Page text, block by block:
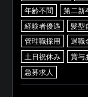
年齢不問
第二新
経験者優遇
髪型
管理職採用
退職
土日祝休み
賞与
急募求人